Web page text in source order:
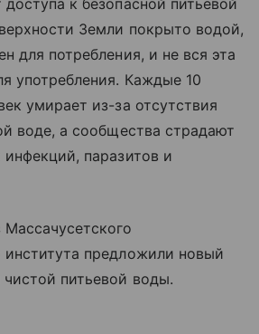
Земли покрыто водой,
для потребления, и не вся эта
употребления. Каждые 10
умирает из-за отсутствия
воде, а сообщества страдают
паразитов и
института предложили новый
чистой питьевой воды.